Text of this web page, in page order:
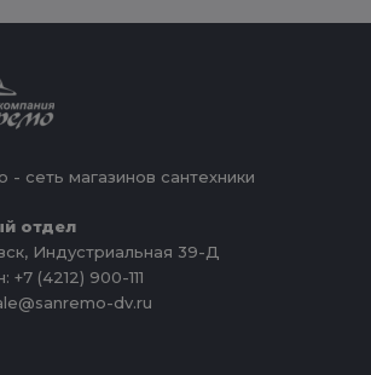
- сеть магазинов сантехники
отдел
Индустриальная 39-Д
+7 (4212) 900-111
dv.ru